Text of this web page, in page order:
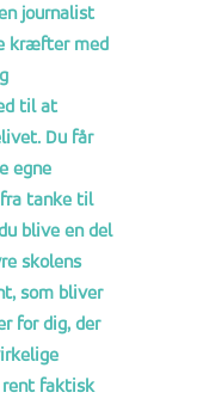
journalist
kræfter med
til at
Du får
egne
tanke til
blive en del
skolens
som bliver
for dig, der
rent faktisk